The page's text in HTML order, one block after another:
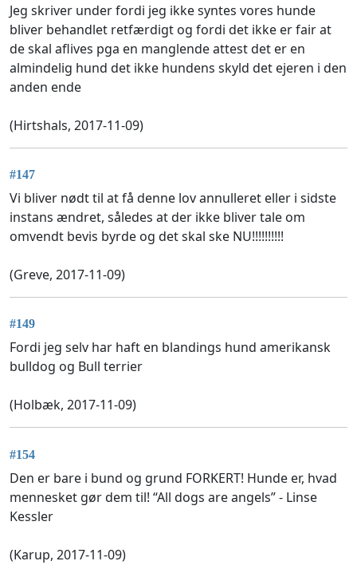
Jeg skriver under fordi jeg ikke syntes vores hunde
bliver behandlet retfærdigt og fordi det ikke er fair at
de skal aflives pga en manglende attest det er en
almindelig hund det ikke hundens skyld det ejeren i den
anden ende
(Hirtshals, 2017-11-09)
#147
Vi bliver nødt til at få denne lov annulleret eller i sidste
instans ændret, således at der ikke bliver tale om
omvendt bevis byrde og det skal ske NU!!!!!!!!!!
(Greve, 2017-11-09)
#149
Fordi jeg selv har haft en blandings hund amerikansk
bulldog og Bull terrier
(Holbæk, 2017-11-09)
#154
Den er bare i bund og grund FORKERT! Hunde er, hvad
mennesket gør dem til! “All dogs are angels” - Linse
Kessler
(Karup, 2017-11-09)